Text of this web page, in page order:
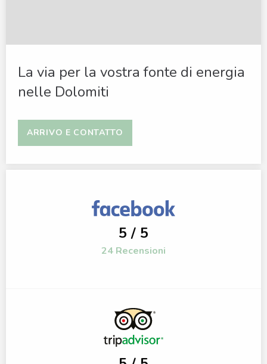
La via per la vostra fonte di energia
nelle Dolomiti
ARRIVO E CONTATTO
5 / 5
24 Recensioni